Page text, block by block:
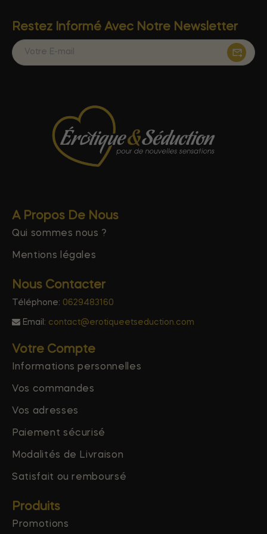
Restez Informé Avec Notre Newsletter
A Propos De Nous
Qui sommes nous ?
Mentions légales
Nous Contacter
Téléphone: 0629483160
Email: contact@erotiqueetseduction.com
Votre Compte
Informations personnelles
Vos commandes
Vos adresses
Paiement sécurisé
Modalités de Livraison
Satisfait ou remboursé
Produits
Promotions